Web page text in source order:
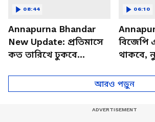
Annapurna Bhandar
New Update: প্রতিমাসে
কত তারিখে ঢুকবে
শুভেন্দু
08:44
বিজেপি
থাকবে,
নিয়ে
06:10
আরও পড়ুন